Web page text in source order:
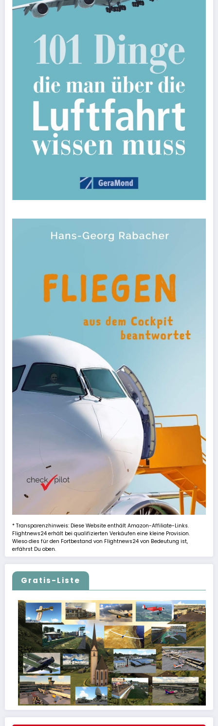
* Transparenzhinweis: Diese Website enthält Amazon-Affiliate-Links.
Flightnews24 erhält bei qualifizierten Verkäufen eine kleine Provision.
Wieso dies für den Fortbestand von Flightnews24 von Bedeutung ist,
erfährst Du oben.
Gratis-Liste